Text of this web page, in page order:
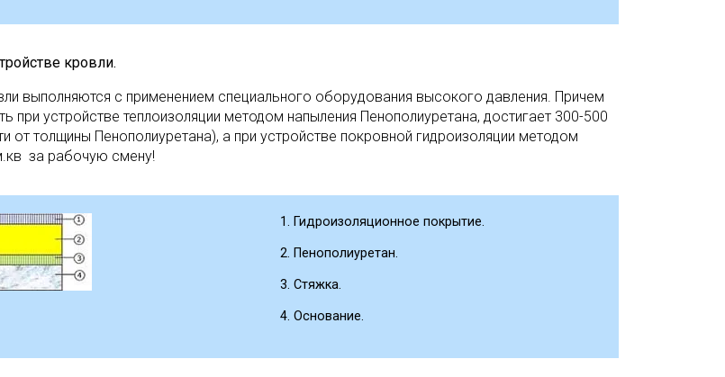
кровли.
выполняются с применением специального оборудования высокого давления. Причем
при устройстве теплоизоляции методом напыления Пенополиуретана, достигает 300-500
от толщины Пенополиуретана), а при устройстве покровной гидроизоляции методом
за рабочую смену!
Гидроизоляционное покрытие.
Пенополиуретан.
Стяжка.
Основание.